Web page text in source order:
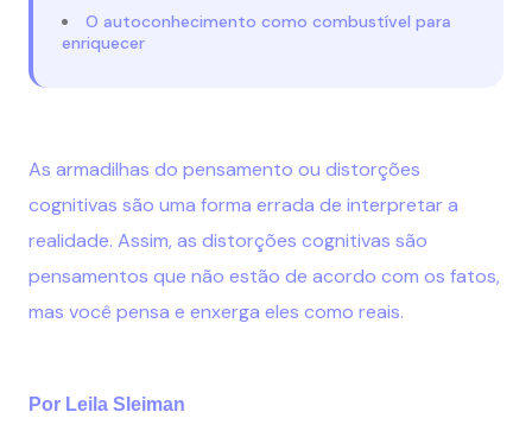
O autoconhecimento como combustível para
enriquecer
As armadilhas do pensamento ou distorções
cognitivas são uma forma errada de interpretar a
realidade. Assim, as distorções cognitivas são
pensamentos que não estão de acordo com os fatos,
mas você pensa e enxerga eles como reais.
Por Leila Sleiman